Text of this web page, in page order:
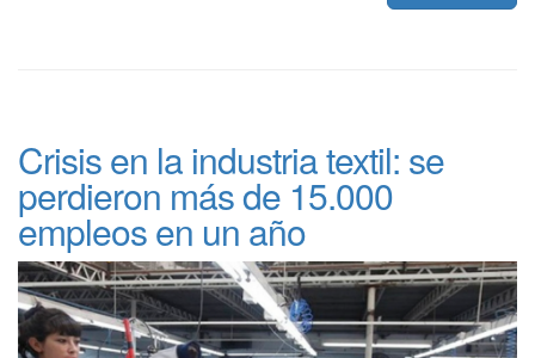
Crisis en la industria textil: se
perdieron más de 15.000
empleos en un año